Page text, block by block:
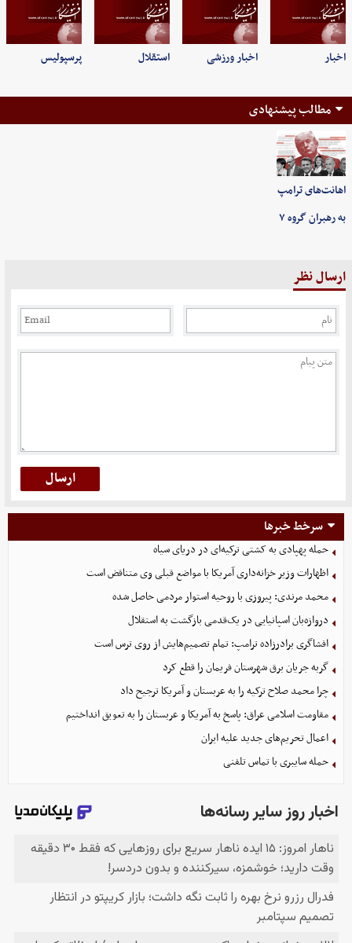
اخبار اخبار ورزشی استقلال پرسپولیس
مطالب پیشنهادی
اهانت‌های ترامپ
به رهبران گروه ۷
ارسال نظر
سرخط خبرها
حمله پهپادی به کشتی ترکیه‌ای در دریای سیاه
اظهارات وزیر خزانه‌داری آمریکا با مواضع قبلی وی متناقض است
محمد مرندی: پیروزی با روحیه استوار مردمی حاصل شده
دروازه‌بان اسپانیایی در یک‌قدمی بازگشت به استقلال
افشاگری برادرزاده ترامپ: تمام تصمیم‌هایش از روی ترس است
گربه جریان برق شهرستان فریمان را قطع کرد
چرا محمد صلاح ترکیه را به عربستان و آمریکا ترجیح داد
مقاومت اسلامی عراق: پاسخ به آمریکا و عربستان را به تعویق انداختیم
اعمال تحریم‌های جدید علیه ایران
حمله سایبری با تماس تلفنی